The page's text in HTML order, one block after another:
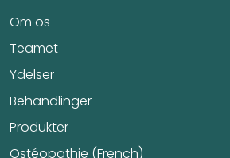
Om os
Teamet
Ydelser
Behandlinger
Produkter
Ostéopathie (French)